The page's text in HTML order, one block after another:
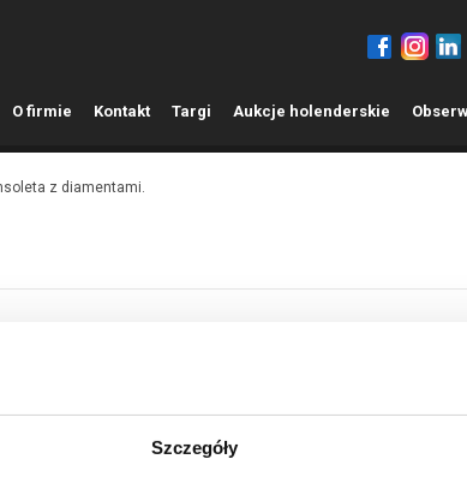
Szczegóły
O firmie Kontakt Targi Aukcje holenderskie O
z diamentami.